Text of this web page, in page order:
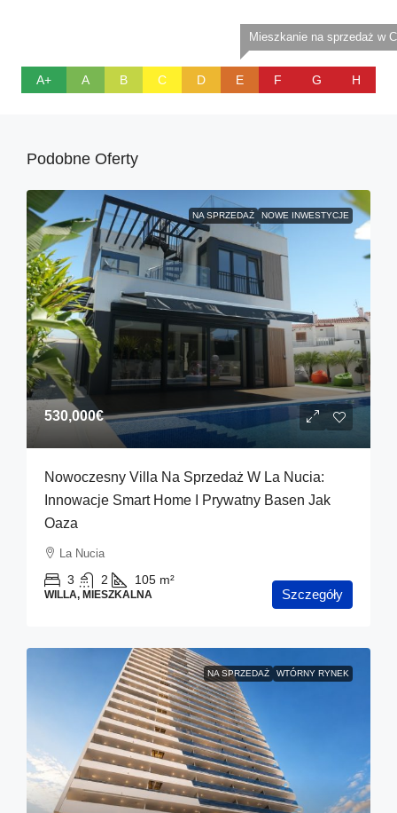
A+ A B C D
Mieszkanie na sprzedaż w
E F G H
Podobne Oferty
NA SPRZEDAŻ NOWE INWESTYCJE
530,000€
Nowoczesny Villa Na Sprzedaż W La Nucia:
Innowacje Smart Home I Prywatny Basen Jak
Oaza
La Nucia
3 2 105 m²
WILLA, MIESZKALNA Szczegóły
NA SPRZEDAŻ WTÓRNY RYNEK